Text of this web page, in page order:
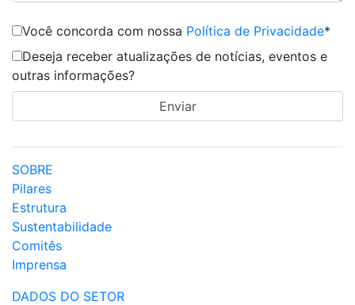
Você concorda com nossa Política de Privacidade*
Deseja receber atualizações de notícias, eventos e
outras informações?
SOBRE
Pilares
Estrutura
Sustentabilidade
Comitês
Imprensa
DADOS DO SETOR